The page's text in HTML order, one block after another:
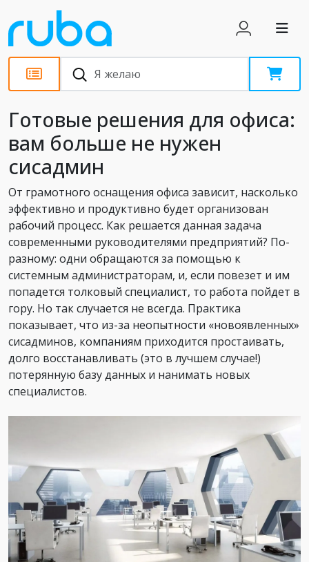
Статьи
Готовые решения для офиса:
вам больше не нужен
сисадмин
От грамотного оснащения офиса зависит, насколько
эффективно и продуктивно будет организован
рабочий процесс. Как решается данная задача
современными руководителями предприятий? По-
разному: одни обращаются за помощью к
системным администраторам, и, если повезет и им
попадется толковый специалист, то работа пойдет в
гору. Но так случается не всегда. Практика
показывает, что из-за неопытности «новоявленных»
сисадминов, компаниям приходится простаивать,
долго восстанавливать (это в лучшем случае!)
потерянную базу данных и нанимать новых
специалистов.